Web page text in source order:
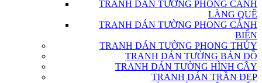
TRANH DÁN TƯỜNG PHONG CẢNH
LÀNG QUÊ
TRANH DÁN TƯỜNG PHONG CẢNH
BIỂN
TRANH DÁN TƯỜNG PHONG THỦY
TRANH DÁN TƯỜNG BẢN ĐỒ
TRANH DÁN TƯỜNG HÌNH CÂY
TRANH DÁN TRẦN ĐẸP